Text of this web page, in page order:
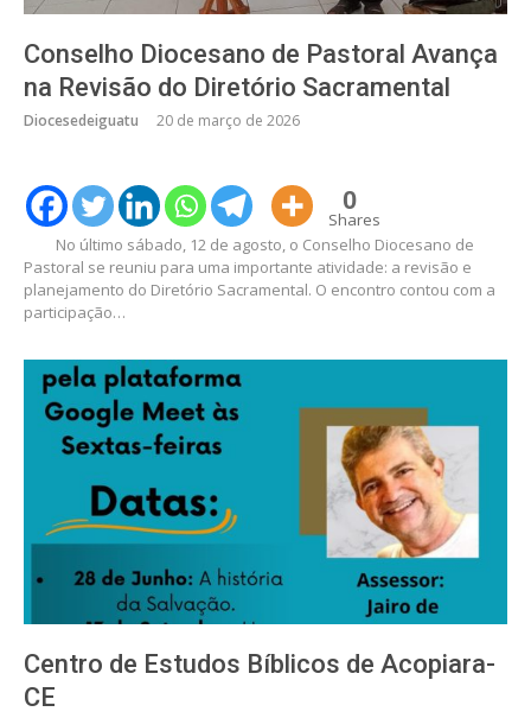
Conselho Diocesano de Pastoral Avança
na Revisão do Diretório Sacramental
Diocesedeiguatu 20 de março de 2026
0
Shares
No último sábado, 12 de agosto, o Conselho Diocesano de
Pastoral se reuniu para uma importante atividade: a revisão e
planejamento do Diretório Sacramental. O encontro contou com a
participação…
Centro de Estudos Bíblicos de Acopiara-
CE